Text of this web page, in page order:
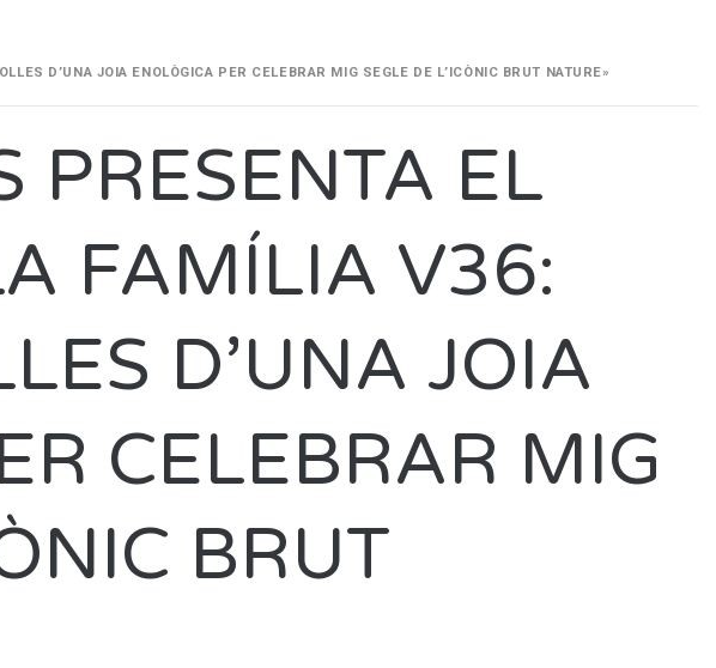
D’UNA JOIA ENOLÒGICA PER CELEBRAR MIG SEGLE DE L’ICÒNIC BRUT NATURE»
PRESENTA EL
FAMÍLIA V36:
D’UNA JOIA
CELEBRAR MIG
BRUT